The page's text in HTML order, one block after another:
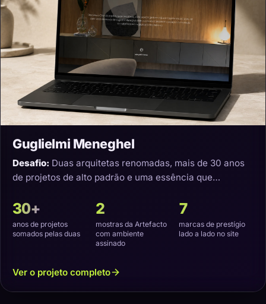
Guglielmi Meneghel
Desafio: Duas arquitetas renomadas, mais de 30 anos
de projetos de alto padrão e uma essência que
30+
anos de projetos
somados pelas duas
2
mostras da Artefacto
com ambiente
assinado
7
marcas de prestígio
lado a lado no site
Ver o projeto completo